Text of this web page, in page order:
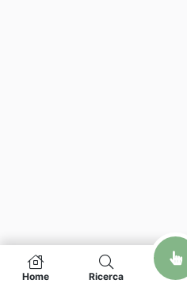
Home Ricerca